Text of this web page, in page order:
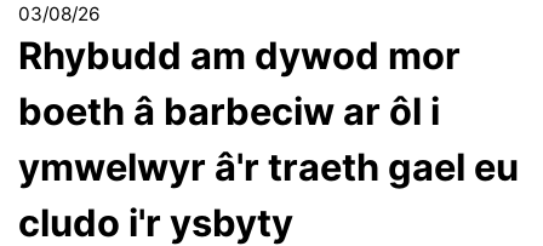
03/08/26
Rhybudd am dywod mor
boeth â barbeciw ar ôl i
ymwelwyr â'r traeth gael eu
cludo i'r ysbyty